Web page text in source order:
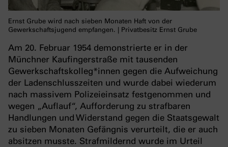
Am 20. Februar 1954 demonstrierte er in der
Münchner Kaufingerstraße mit tausenden
Gewerkschaftskolleg*innen gegen die Aufweichung
der Ladenschlusszeiten und wurde dabei wiederum
nach massivem Polizeieinsatz festgenommen und
wegen „Auflauf“, Aufforderung zu strafbaren
Handlungen und Widerstand gegen die Staatsgewalt
zu sieben Monaten Gefängnis verurteilt, die er auch
absitzen musste. Strafmildernd wurde im Urteil
Ernst Grube wird nach sieben Monaten Haft von der
Gewerkschaftsjugend empfangen. | Privatbesitz Ernst Grube